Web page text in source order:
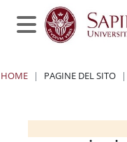
Vai al contenuto principale
Pannello laterale
HOME PAGINE DEL SITO